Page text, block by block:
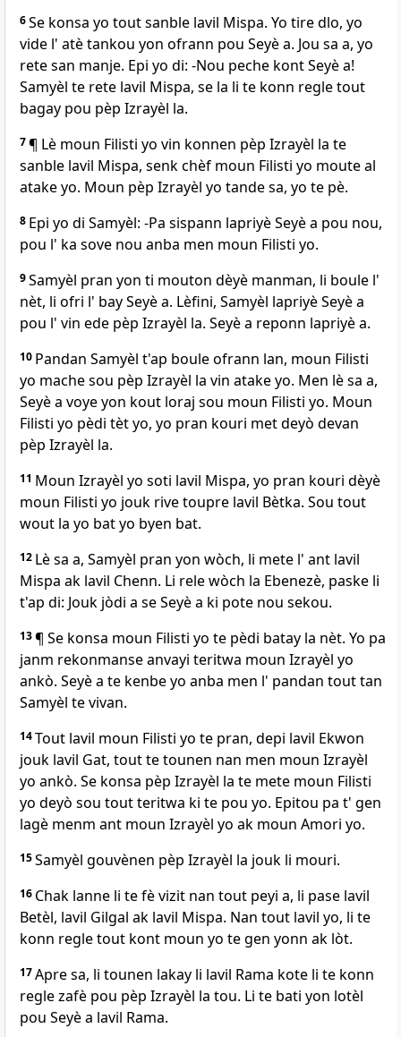
6Se konsa yo tout sanble lavil Mispa. Yo tire dlo, yo
vide l' atè tankou yon ofrann pou Seyè a. Jou sa a, yo
rete san manje. Epi yo di: -Nou peche kont Seyè a!
Samyèl te rete lavil Mispa, se la li te konn regle tout
bagay pou pèp Izrayèl la.
7¶ Lè moun Filisti yo vin konnen pèp Izrayèl la te
sanble lavil Mispa, senk chèf moun Filisti yo moute al
atake yo. Moun pèp Izrayèl yo tande sa, yo te pè.
8 Epi yo di Samyèl: -Pa sispann lapriyè Seyè a pou nou,
pou l' ka sove nou anba men moun Filisti yo.
9Samyèl pran yon ti mouton dèyè manman, li boule l'
nèt, li ofri l' bay Seyè a. Lèfini, Samyèl lapriyè Seyè a
pou l' vin ede pèp Izrayèl la. Seyè a reponn lapriyè a.
10 Pandan Samyèl t'ap boule ofrann lan, moun Filisti
yo mache sou pèp Izrayèl la vin atake yo. Men lè sa a,
Seyè a voye yon kout loraj sou moun Filisti yo. Moun
Filisti yo pèdi tèt yo, yo pran kouri met deyò devan
pèp Izrayèl la.
11 Moun Izrayèl yo soti lavil Mispa, yo pran kouri dèyè
moun Filisti yo jouk rive toupre lavil Bètka. Sou tout
wout la yo bat yo byen bat.
12 Lè sa a, Samyèl pran yon wòch, li mete l' ant lavil
Mispa ak lavil Chenn. Li rele wòch la Ebenezè, paske li
t'ap di: Jouk jòdi a se Seyè a ki pote nou sekou.
13¶ Se konsa moun Filisti yo te pèdi batay la nèt. Yo pa
janm rekonmanse anvayi teritwa moun Izrayèl yo
ankò. Seyè a te kenbe yo anba men l' pandan tout tan
Samyèl te vivan.
14Tout lavil moun Filisti yo te pran, depi lavil Ekwon
jouk lavil Gat, tout te tounen nan men moun Izrayèl
yo ankò. Se konsa pèp Izrayèl la te mete moun Filisti
yo deyò sou tout teritwa ki te pou yo. Epitou pa t' gen
lagè menm ant moun Izrayèl yo ak moun Amori yo.
15Samyèl gouvènen pèp Izrayèl la jouk li mouri.
16 Chak lanne li te fè vizit nan tout peyi a, li pase lavil
Betèl, lavil Gilgal ak lavil Mispa. Nan tout lavil yo, li te
konn regle tout kont moun yo te gen yonn ak lòt.
17Apre sa, li tounen lakay li lavil Rama kote li te konn
regle zafè pou pèp Izrayèl la tou. Li te bati yon lotèl
pou Seyè a lavil Rama.